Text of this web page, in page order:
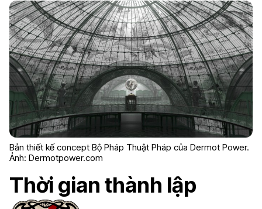
Bản thiết kế concept Bộ Pháp Thuật Pháp của Dermot Power.
Ảnh: Dermotpower.com
Thời gian thành lập